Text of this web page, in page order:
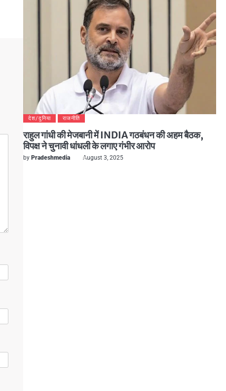
देश/दुनिया राजनीति
राहुल गांधी की मेजबानी में INDIA गठबंधन की अहम बैठक,
विपक्ष ने चुनावी धांधली के लगाए गंभीर आरोप
by Pradeshmedia August 3, 2025